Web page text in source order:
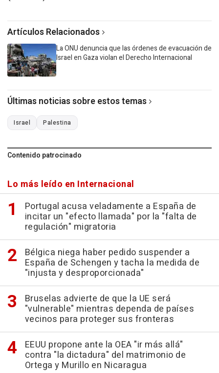
Artículos Relacionados
La ONU denuncia que las órdenes de evacuación de
Israel en Gaza violan el Derecho Internacional
Últimas noticias sobre estos temas
Israel Palestina
Contenido patrocinado
Lo más leído en Internacional
Portugal acusa veladamente a España de
incitar un "efecto llamada" por la "falta de
regulación" migratoria
Bélgica niega haber pedido suspender a
España de Schengen y tacha la medida de
"injusta y desproporcionada"
Bruselas advierte de que la UE será
"vulnerable" mientras dependa de países
vecinos para proteger sus fronteras
EEUU propone ante la OEA "ir más allá"
contra "la dictadura" del matrimonio de
Ortega y Murillo en Nicaragua